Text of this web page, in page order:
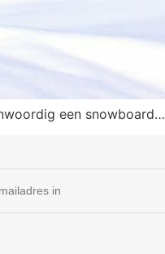
een snowboard…